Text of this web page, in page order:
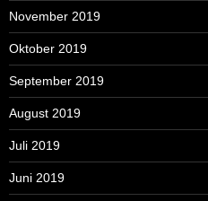
November 2019
Oktober 2019
September 2019
August 2019
Juli 2019
Juni 2019